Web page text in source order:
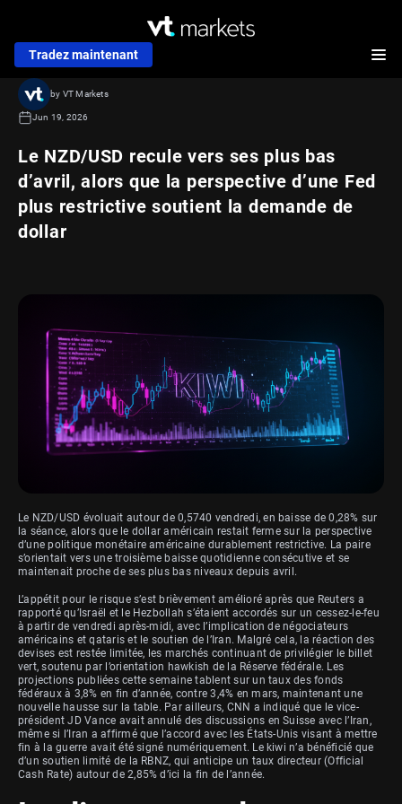
Tradez maintenant
Le NZD/USD recule vers ses plus bas
d’avril, alors que la perspective d’une Fed
plus restrictive soutient la demande de
dollar
by VT Markets
Jun 19, 2026
Le NZD/USD évoluait autour de 0,5740 vendredi, en baisse de 0,28% sur
la séance, alors que le dollar américain restait ferme sur la perspective
d’une politique monétaire américaine durablement restrictive. La paire
s’orientait vers une troisième baisse quotidienne consécutive et se
maintenait proche de ses plus bas niveaux depuis avril.
L’appétit pour le risque s’est brièvement amélioré après que Reuters a
rapporté qu’Israël et le Hezbollah s’étaient accordés sur un cessez-le-feu
à partir de vendredi après-midi, avec l’implication de négociateurs
américains et qataris et le soutien de l’Iran. Malgré cela, la réaction des
devises est restée limitée, les marchés continuant de privilégier le billet
vert, soutenu par l’orientation hawkish de la Réserve fédérale. Les
projections publiées cette semaine tablent sur un taux des fonds
fédéraux à 3,8% en fin d’année, contre 3,4% en mars, maintenant une
nouvelle hausse sur la table. Par ailleurs, CNN a indiqué que le vice-
président JD Vance avait annulé des discussions en Suisse avec l’Iran,
même si l’Iran a affirmé que l’accord avec les États-Unis visant à mettre
fin à la guerre avait été signé numériquement. Le kiwi n’a bénéficié que
d’un soutien limité de la RBNZ, qui anticipe un taux directeur (Official
Cash Rate) autour de 2,85% d’ici la fin de l’année.